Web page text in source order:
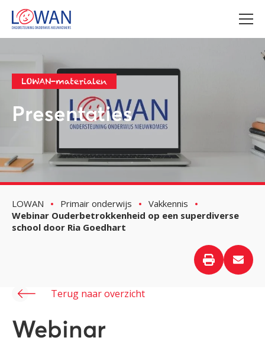
LOWAN-materialen
Presentaties
LOWAN Primair onderwijs
Vakkennis
Webinar Ouderbetrokkenheid op een superdiverse
school door Ria Goedhart
Terug naar overzicht
Webinar